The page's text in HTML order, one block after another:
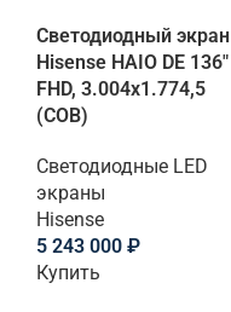
Светодиодный экран
Hisense HAIO DE 136"
FHD, 3.004х1.774,5
(COB)
Светодиодные LED
экраны
Hisense
5 243 000 ₽
Купить